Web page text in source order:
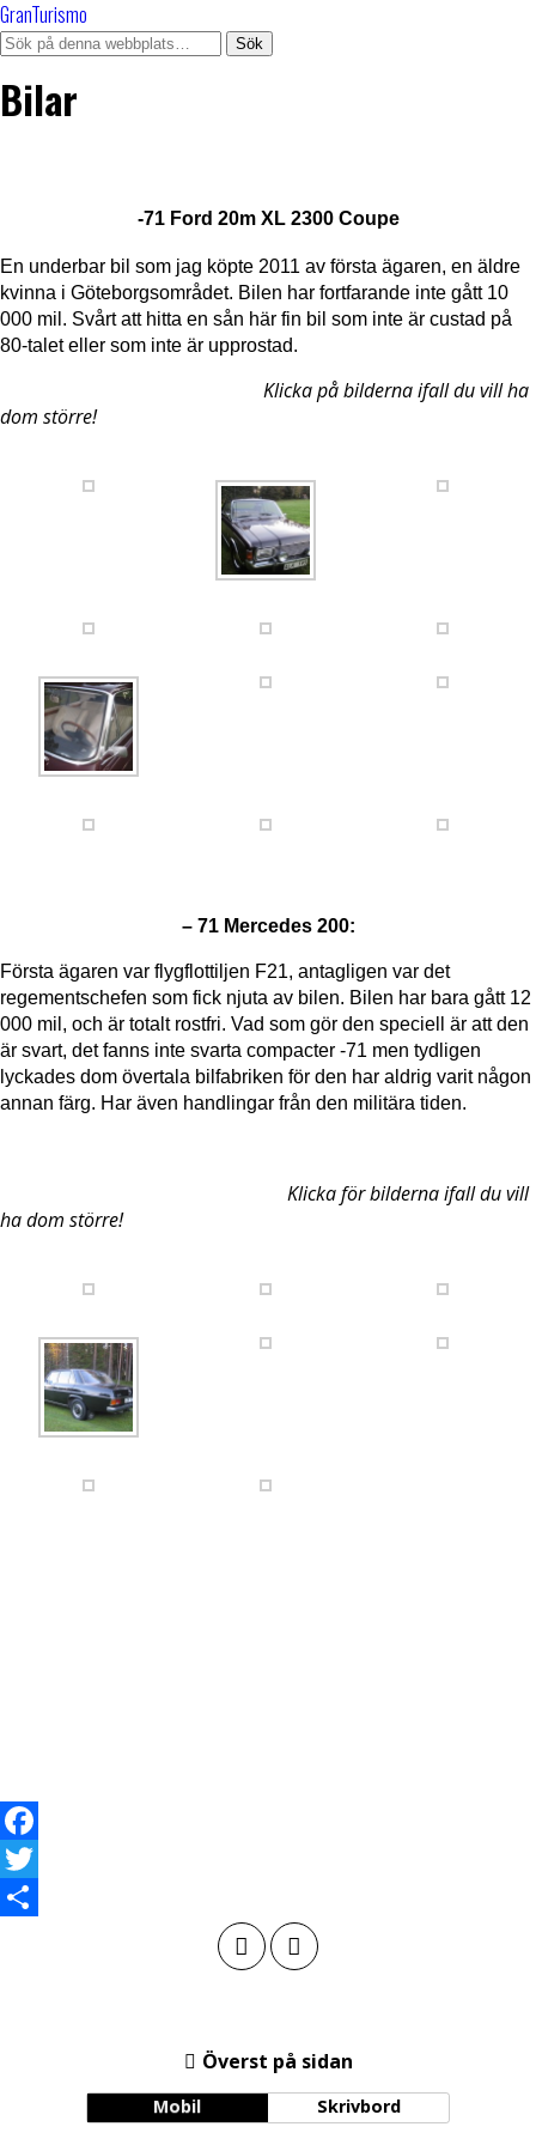
GranTurismo
Bilar
-71 Ford 20m XL 2300 Coupe
En underbar bil som jag köpte 2011 av första ägaren, en äldre
kvinna i Göteborgsområdet. Bilen har fortfarande inte gått 10
000 mil. Svårt att hitta en sån här fin bil som inte är custad på
80-talet eller som inte är upprostad.
Klicka på bilderna ifall du vill ha
dom större!
– 71 Mercedes 200:
Första ägaren var flygflottiljen F21, antagligen var det
regementschefen som fick njuta av bilen. Bilen har bara gått 12
000 mil, och är totalt rostfri. Vad som gör den speciell är att den
är svart, det fanns inte svarta compacter -71 men tydligen
lyckades dom övertala bilfabriken för den har aldrig varit någon
annan färg. Har även handlingar från den militära tiden.
Klicka för bilderna ifall du vill
ha dom större!
Facebook
Twitter
Överst på sidan
Mobil Skrivbord